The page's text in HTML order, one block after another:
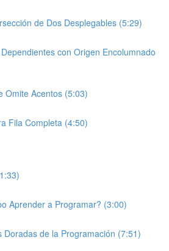
de Dos Desplegables (5:29)
con Origen Encolumnado
Omite Acentos (5:03)
Fila Completa (4:50)
Aprender a Programar? (3:00)
Doradas de la Programación (7:51)